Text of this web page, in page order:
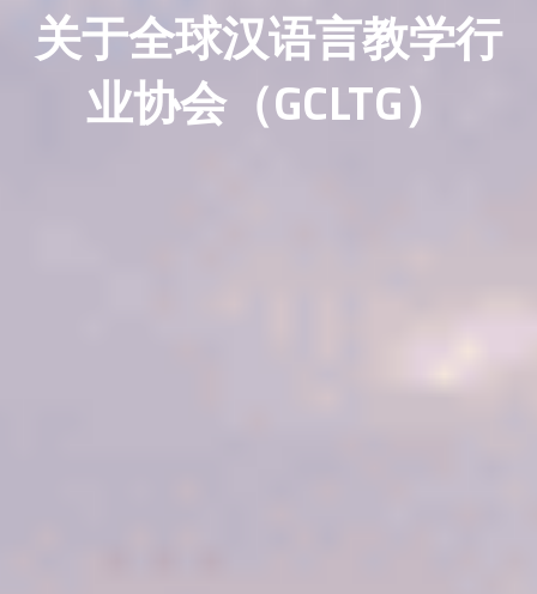
关于全球汉语言教学行
业协会（GCLTG）